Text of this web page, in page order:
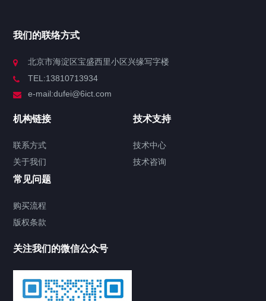
我们的联络方式
北京市海淀区宝盛西里小区兴缘写字楼
TEL:13810713934
e-mail:dufei@6ict.com
机构链接
联系方式
关于我们
技术支持
技术中心
技术咨询
常见问题
购买流程
版权条款
关注我们的微信公众号